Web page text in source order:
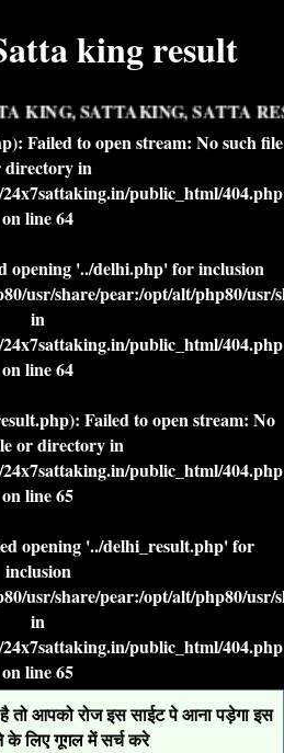
king result
KING, SATTAKING, SATTA
Failed to open stream: No such file
directory in
public_html/404.php
on line64
opening '../delhi.php' for inclusion
usr/share/pear:/opt/alt/php80/
in
public_html/404.php
on line64
Failed to open stream: No
or directory in
public_html/404.php
on line65
opening '../delhi_result.php' for
inclusion
usr/share/pear:/opt/alt/php80/
in
public_html/404.php
on line65
आपको रोज इस साईट पे आना पड़ेगा इस
लिए गूगल में सर्च करे